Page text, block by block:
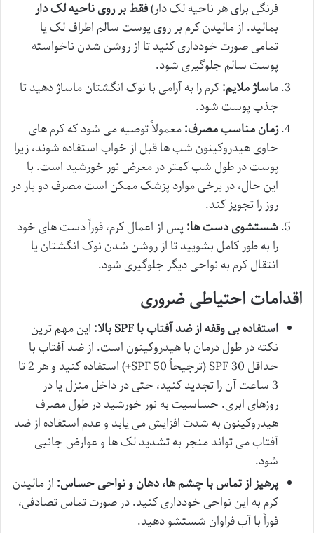
فرنگی برای هر ناحیه لک دار)فقط بر روی ناحیه لک دار
بمالید. از مالیدن کرم بر روی پوست سالم اطراف لک یا
تمامی صورت خودداری کنید تا از روشن شدن ناخواسته
پوست سالم جلوگیری شود.
ماساژ ملایم:کرم را به آرامی با نوک انگشتان ماساژ دهید تا
جذب پوست شود.
زمان مناسب مصرف:معمولاً توصیه می شود که کرم های
حاوی هیدروکینون شب ها قبل از خواب استفاده شوند، زیرا
پوست در طول شب کمتر در معرض نور خورشید است. با
این حال، در برخی موارد پزشک ممکن است مصرف دو بار در
روز را تجویز کند.
شستشوی دست ها:پس از اعمال کرم، فوراً دست های خود
را به طور کامل بشویید تا از روشن شدن نوک انگشتان یا
انتقال کرم به نواحی دیگر جلوگیری شود.
اقدامات احتیاطی ضروری
استفاده بی وقفه از ضد آفتاب با SPF بالا:
این مهم ترین
نکته در طول درمان با هیدروکینون است. از ضد آفتاب با
حداقل SPF 30 (ترجیحاً SPF 50+) استفاده کنید و هر 2 تا
3 ساعت آن را تجدید کنید، حتی در داخل منزل یا در
روزهای ابری. حساسیت به نور خورشید در طول مصرف
هیدروکینون به شدت افزایش می یابد و عدم استفاده از ضد
آفتاب می تواند منجر به تشدید لک ها و عوارض جانبی
شود.
پرهیز از تماس با چشم ها، دهان و نواحی حساس: از مالیدن
کرم به این نواحی خودداری کنید. در صورت تماس تصادفی،
فوراً با آب فراوان شستشو دهید.